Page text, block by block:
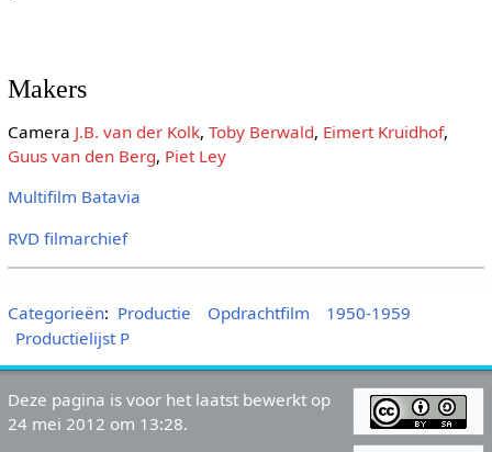
Makers
Camera J.B. van der Kolk, Toby Berwald, Eimert Kruidhof,
Guus van den Berg, Piet Ley
Multifilm Batavia
RVD filmarchief
Categorieën: Productie Opdrachtfilm
1950-1959
Productielijst P
Deze pagina is voor het laatst bewerkt op
24 mei 2012 om 13:28.